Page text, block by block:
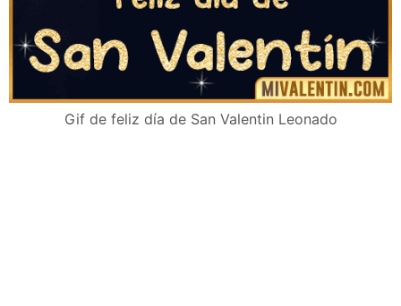
Gif de feliz día de San Valentin Leonado